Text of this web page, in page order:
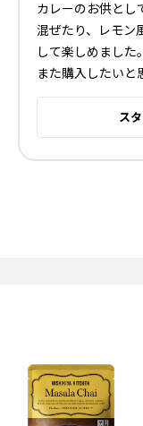
カレーのお供とし
混ぜたり、レモン
して楽しめました。
また購入したいと
ス